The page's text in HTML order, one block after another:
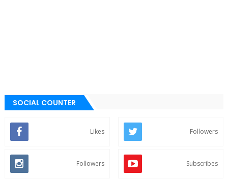
SOCIAL COUNTER
Likes Followers
Followers Subscribes